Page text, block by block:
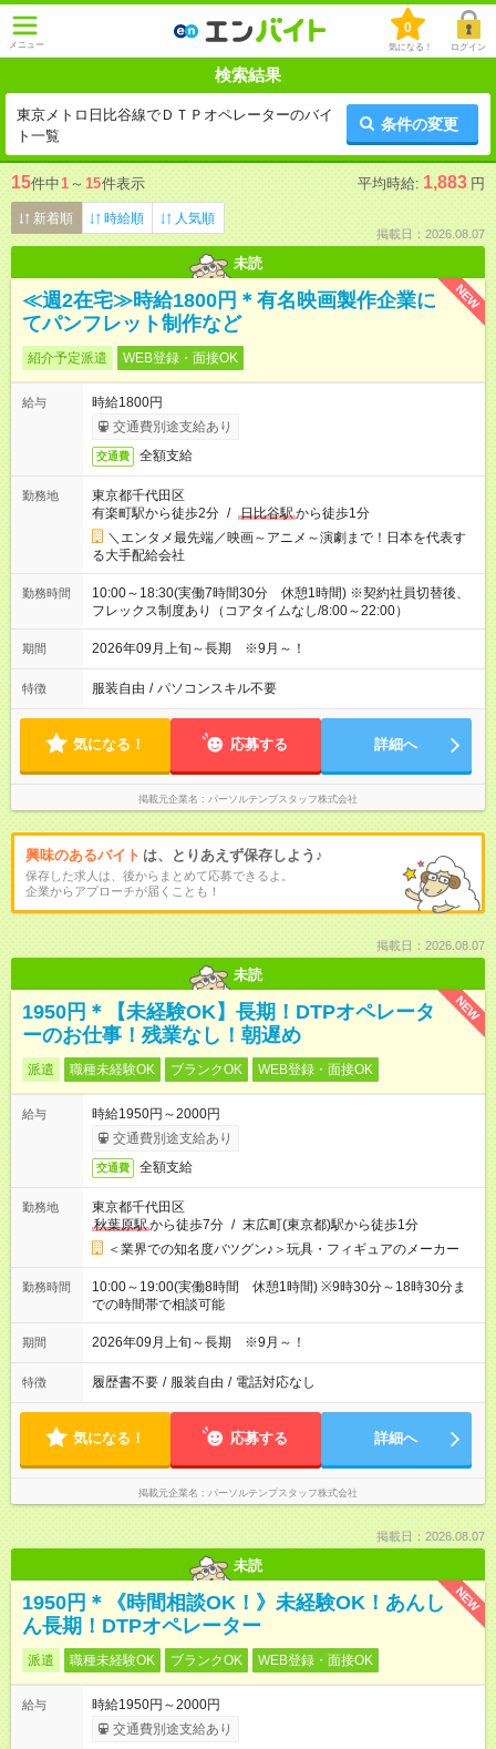
メニュー
0
気になる！ ログイン
検索結果
東京メトロ日比谷線でＤＴＰオペレーターのバイ
ト一覧
条件の変更
15件中1 ～ 15件表示 平均時給: 1,883 円
新着順 時給順 人気順
掲載日：2026.08.07
未読
NEW
≪週2在宅≫時給1800円＊有名映画製作企業に
てパンフレット制作など
紹介予定派遣 WEB登録・面接OK
給与
時給1800円
交通費別途支給あり
交通費 全額支給
勤務地
東京都千代田区
有楽町駅から徒歩2分 / 日比谷駅から徒歩1分
＼エンタメ最先端／映画～アニメ～演劇まで！日本を代表す
る大手配給会社
勤務時間
10:00～18:30(実働7時間30分 休憩1時間) ※契約社員切替後、
フレックス制度あり（コアタイムなし/8:00～22:00）
期間 2026年09月上旬～長期 ※9月～！
特徴 服装自由 / パソコンスキル不要
気になる！ 応募する 詳細へ
掲載元企業名 パーソルテンプスタッフ株式会社
興味のあるバイト は、とりあえず保存しよう♪
保存した求人は、後からまとめて応募できるよ。
企業からアプローチが届くことも！
掲載日：2026.08.07
未読
NEW
1950円＊【未経験OK】長期！DTPオペレータ
ーのお仕事！残業なし！朝遅め
派遣 職種未経験OK ブランクOK WEB登録・面接OK
給与
時給1950円～2000円
交通費別途支給あり
交通費 全額支給
勤務地
東京都千代田区
秋葉原駅から徒歩7分 / 末広町(東京都)駅から徒歩1分
＜業界での知名度バツグン♪＞玩具・フィギュアのメーカー
勤務時間
10:00～19:00(実働8時間 休憩1時間) ※9時30分～18時30分ま
での時間帯で相談可能
期間 2026年09月上旬～長期 ※9月～！
特徴 履歴書不要 / 服装自由 / 電話対応なし
気になる！ 応募する 詳細へ
掲載元企業名 パーソルテンプスタッフ株式会社
掲載日：2026.08.07
未読
NEW
1950円＊《時間相談OK！》未経験OK！あんし
ん長期！DTPオペレーター
派遣 職種未経験OK ブランクOK WEB登録・面接OK
給与
時給1950円～2000円
交通費別途支給あり